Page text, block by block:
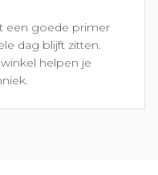
een goede primer
dag blijft zitten.
helpen je